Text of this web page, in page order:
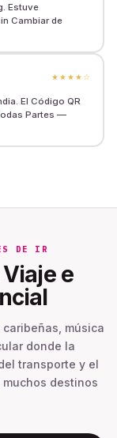
Estuve
Cambiar de
★★★★ ☆
El Código QR
Partes —
DE IR
e
música
donde la
transporte y el
destinos